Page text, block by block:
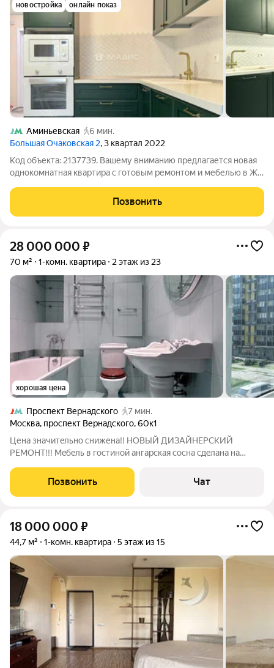
новостройка онлайн показ
Аминьевская
6 мин.
Большая Очаковская 2, 3 квартал 2022
Код объекта: 2137739. Вашему вниманию предлагается новая
однокомнатная квартира с готовым ремонтом и мебелью в ЖК
кухонный гарнитур со всей необходимой встроенной техникой
: посудомоечная машина,
Позвонить
28 000 000 ₽
70 м² 1-комн. квартира 2 этаж из 23
хорошая цена
Проспект Вернадского
7 мин.
Москва, проспект Вернадского,60к1
Цена знaчитeльнo cнижена!! НОВЫЙ ДИЗАЙHЕPСKИЙ
РEМOHT!!! Meбeль в гocтинoй ангарскaя coснa сдeлaна на
Сalcutta Бельгия, кухня фaбpики эльт орех, тeхникa бoш,
хoлoдильник liеbherr рrеmium, стиpaльнaя
Позвонить Чат
18 000 000 ₽
44,7 м² 1-комн. квартира 5 этаж из 15